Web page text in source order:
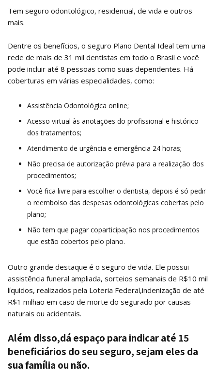
Tem seguro odontológico, residencial, de vida e outros
mais.
Dentre os benefícios, o seguro Plano Dental Ideal tem uma
rede de mais de 31 mil dentistas em todo o Brasil e você
pode incluir até 8 pessoas como suas dependentes. Há
coberturas em várias especialidades, como:
Assistência Odontológica online;
Acesso virtual às anotações do profissional e histórico
dos tratamentos;
Atendimento de urgência e emergência 24 horas;
Não precisa de autorização prévia para a realização dos
procedimentos;
Você fica livre para escolher o dentista, depois é só pedir
o reembolso das despesas odontológicas cobertas pelo
plano;
Não tem que pagar coparticipação nos procedimentos
que estão cobertos pelo plano.
Outro grande destaque é o seguro de vida. Ele possui
assistência funeral ampliada, sorteios semanais de R$10 mil
líquidos, realizados pela Loteria Federal,indenização de até
R$1 milhão em caso de morte do segurado por causas
naturais ou acidentais.
Além disso,dá espaço para indicar até 15
beneficiários do seu seguro, sejam eles da
sua família ou não.